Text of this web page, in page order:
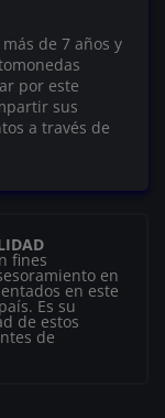
de 7 años y
por este
sus
a través de
fines
en
en este
Es su
de estos
de